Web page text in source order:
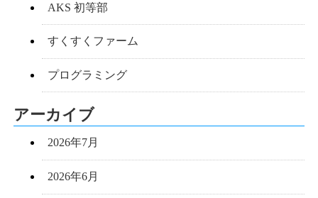
AKS 初等部
すくすくファーム
プログラミング
アーカイブ
2026年7月
2026年6月